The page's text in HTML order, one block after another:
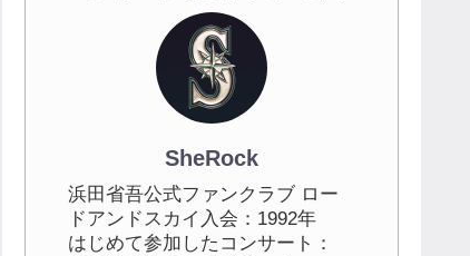
SheRock
浜田省吾公式ファンクラブ ロー
ドアンドスカイ入会：1992年
はじめて参加したコンサート：